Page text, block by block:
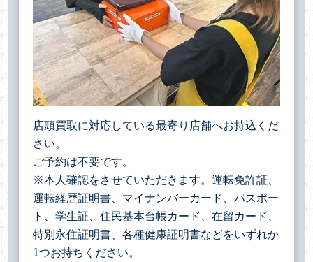
店頭買取に対応している最寄り店舗へお持込くだ
さい。
ご予約は不要です。
※本人確認をさせていただきます。運転免許証、
運転経歴証明書、マイナンバーカード、パスポー
ト、学生証、住民基本台帳カード、在留カード、
特別永住証明書、各種健康証明書などをいずれか
1つお持ちください。